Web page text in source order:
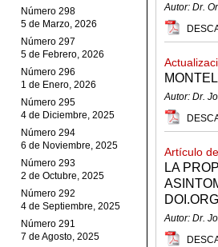
Número 298
5 de Marzo, 2026
Número 297
5 de Febrero, 2026
Número 296
1 de Enero, 2026
Número 295
4 de Diciembre, 2025
Número 294
6 de Noviembre, 2025
Número 293
2 de Octubre, 2025
Número 292
4 de Septiembre, 2025
Número 291
7 de Agosto, 2025
Autor: Dr.
Autor: Dr.
Artículo
LA
Autor: Dr.